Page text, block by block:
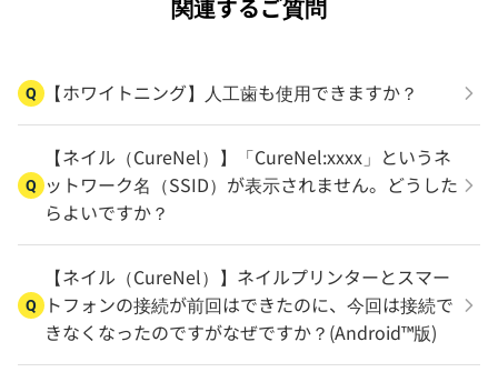
関連するご質問
Q 【ホワイトニング】人工歯も使用できますか？
Q
【ネイル（CureNel）】「CureNel:xxxx」というネ
ットワーク名（SSID）が表示されません。どうした
らよいですか？
Q
【ネイル（CureNel）】ネイルプリンターとスマー
トフォンの接続が前回はできたのに、今回は接続で
きなくなったのですがなぜですか？(Android™版)